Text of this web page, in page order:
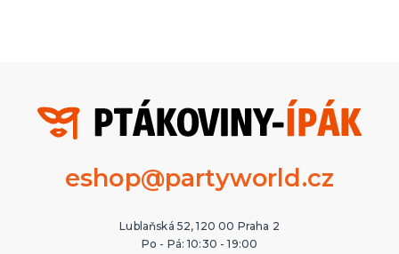
eshop@partyworld.cz
Lublaňská 52, 120 00 Praha 2
Po - Pá: 10:30 - 19:00